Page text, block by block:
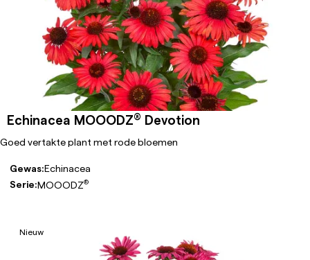
Echinacea MOOODZ® Devotion
Goed vertakte plant met rode bloemen
Gewas:Echinacea
Serie:MOOODZ®
Nieuw